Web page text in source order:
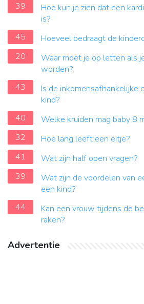
39
Hoe kun je zien dat een
is?
45
Hoeveel bedraagt de
20
Waar moet je op letten als
worden?
43
Is de inkomensafhankelijke
kind?
40
Welke kruiden mag baby 8
32
Hoe lang leeft een eitje?
41
Wat zijn half open vragen?
39
Wat zijn de voordelen van
een kind?
44
Kan een vrouw tijdens de
raken?
Advertentie